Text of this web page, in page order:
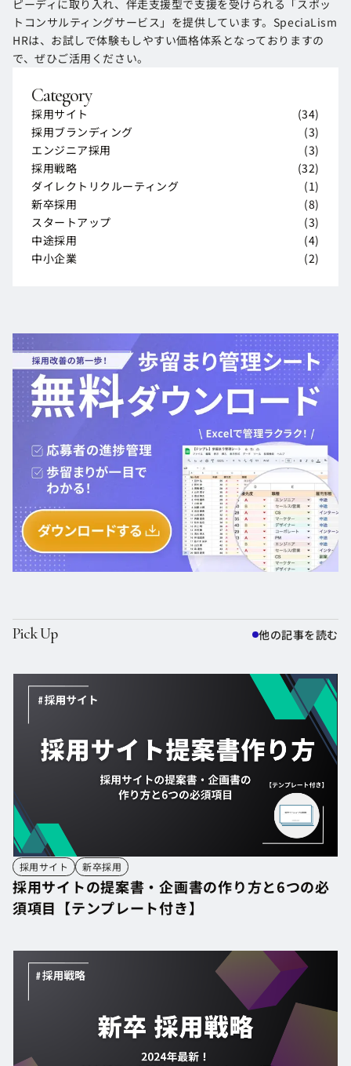
ピーディに取り入れ、伴走支援型で支援を受けられる「スポッ
トコンサルティングサービス」を提供しています。SpeciaLism
HRは、お試しで体験もしやすい価格体系となっておりますの
で、ぜひご活用ください。
Category
採用サイト
採用サイト
(34)
採用ブランディング
採用ブランディング
(3)
エンジニア採用
エンジニア採用
(3)
採用戦略
採用戦略
(32)
ダイレクトリクルーティング
ダイレクトリクルーティング
(1)
新卒採用
新卒採用
(8)
スタートアップ
スタートアップ
(3)
中途採用
中途採用
(4)
中小企業
(2)
Pick Up
他の記事を読む
採用サイト 新卒採用
採用サイトの提案書・企画書の作り方と6つの必
須項目【テンプレート付き】
須項目【テンプレート付き】